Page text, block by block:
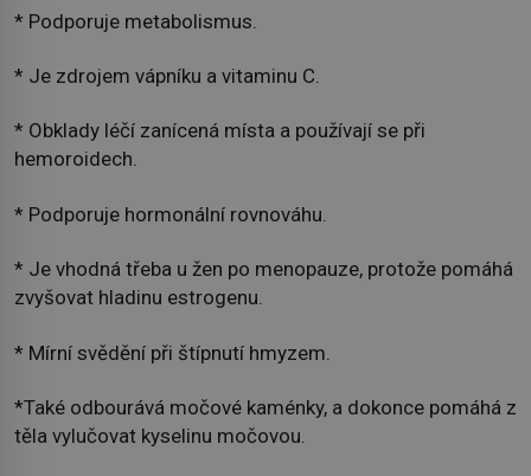
* Podporuje metabolismus.
* Je zdrojem vápníku a vitaminu C.
* Obklady léčí zanícená místa a používají se při
hemoroidech.
* Podporuje hormonální rovnováhu.
* Je vhodná třeba u žen po menopauze, protože pomáhá
zvyšovat hladinu estrogenu.
* Mírní svědění při štípnutí hmyzem.
*Také odbourává močové kaménky, a dokonce pomáhá z
těla vylučovat kyselinu močovou.